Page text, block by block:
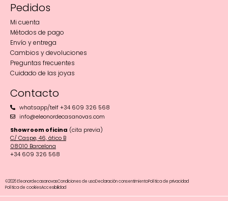
Pedidos
Mi cuenta
Métodos de pago
Envío y entrega
Cambios y devoluciones
Preguntas frecuentes
Cuidado de las joyas
Contacto
whatsapp/telf +34 609 326 568
info@eleonordecasanovas.com
Showroom oficina (cita previa)
C/ Caspe, 46, ático B
08010 Barcelona‬
+34 609 326 568
©2026 EleonordecasanovasCondiciones de usoDeclaración consentimientoPolítica de privacidad
Política de cookiesAccesibilidad